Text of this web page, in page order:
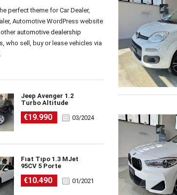
perfect theme for Car Dealer,
Automotive WordPress website
other automotive dealership
, who sell, buy or lease vehicles via
Jeep Avenger 1.2
Turbo Altitude
€19.990 03/2024
Fiat Tipo 1.3 MJet
95CV 5 Porte
€10.490 01/2021